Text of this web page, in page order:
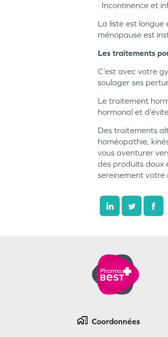
· Incontinence et
La liste est longue
ménopause est
Les traitements
C’est avec votre
soulager ses
Le traitement
hormonal et
Des traitements
homéopathie,
vous aventurer
des produits doux
sereinement votre
Coordonnées